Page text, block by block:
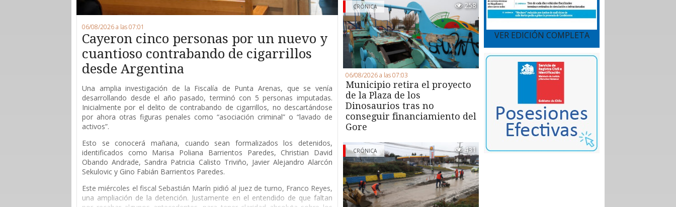
06/08/2026 a las 07:01
Cayeron cinco personas por un nuevo y
cuantioso contrabando de cigarrillos
desde Argentina
Una amplia investigación de la Fiscalía de Punta Arenas, que se venía
desarrollando desde el año pasado, terminó con 5 personas imputadas.
Inicialmente por el delito de contrabando de cigarrillos, no descartándose
por ahora otras figuras penales como “asociación criminal” o “lavado de
activos”.
Esto se conocerá mañana, cuando sean formalizados los detenidos,
identificados como Marisa Poliana Barrientos Paredes, Christian David
Obando Andrade, Sandra Patricia Calisto Triviño, Javier Alejandro Alarcón
Sekulovic y Gino Fabián Barrientos Paredes.
Este miércoles el fiscal Sebastián Marín pidió al juez de turno, Franco Reyes,
una ampliación de la detención. Justamente en el entendido de que faltan
CRÓNICA 258
06/08/2026 a las 07:03
Municipio retira el proyecto
de la Plaza de los
Dinosaurios tras no
conseguir financiamiento del
Gore
CRÓNICA 431
VER EDICIÓN COMPLETA